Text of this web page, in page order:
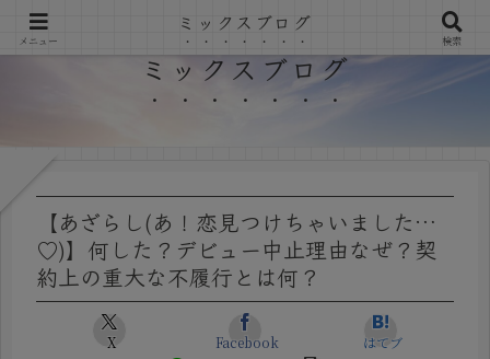
ミックスブログ
【あざらし(あ！恋見つけちゃいました…
♡)】何した？デビュー中止理由なぜ？契
約上の重大な不履行とは何？
X Facebook はてブ
メニュー
ミックスブログ
検索